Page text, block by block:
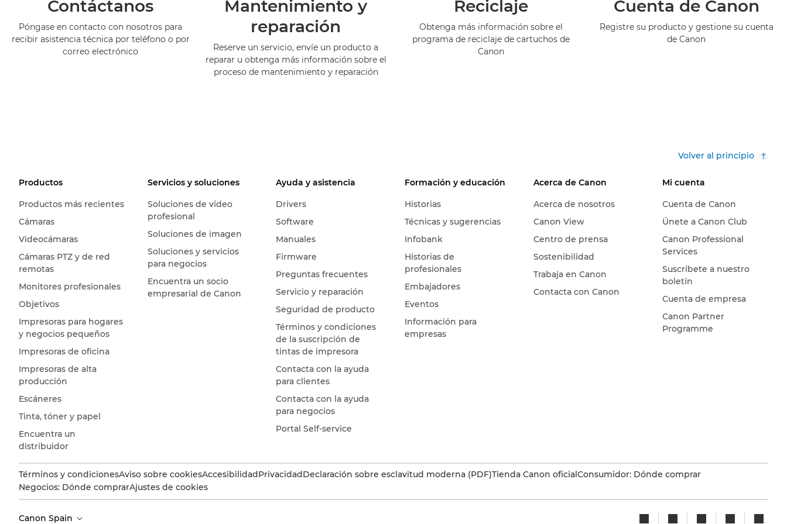
Contáctanos
Póngase en contacto con nosotros para
recibir asistencia técnica por teléfono o por
correo electrónico
Mantenimiento y
reparación
Reserve un servicio, envíe un producto a
reparar u obtenga más información sobre el
proceso de mantenimiento y reparación
Reciclaje
Obtenga más información sobre el
programa de reciclaje de cartuchos de
Canon
Cuenta de Canon
Registre su producto y gestione su cuenta
de Canon
Volver al principio
Productos
Productos más recientes
Cámaras
Videocámaras
Cámaras PTZ y de red
remotas
Monitores profesionales
Objetivos
Impresoras para hogares
y negocios pequeños
Impresoras de oficina
Impresoras de alta
producción
Escáneres
Tinta, tóner y papel
Encuentra un
distribuidor
Servicios y soluciones
Soluciones de vídeo
profesional
Soluciones de imagen
Soluciones y servicios
para negocios
Encuentra un socio
empresarial de Canon
Ayuda y asistencia
Drivers
Software
Manuales
Firmware
Preguntas frecuentes
Servicio y reparación
Seguridad de producto
Términos y condiciones
de la suscripción de
tintas de impresora
Contacta con la ayuda
para clientes
Contacta con la ayuda
para negocios
Portal Self-service
Formación y educación
Historias
Técnicas y sugerencias
Infobank
Historias de
profesionales
Embajadores
Eventos
Información para
empresas
Acerca de Canon
Acerca de nosotros
Canon View
Centro de prensa
Sostenibilidad
Trabaja en Canon
Contacta con Canon
Mi cuenta
Cuenta de Canon
Únete a Canon Club
Canon Professional
Services
Suscríbete a nuestro
boletín
Cuenta de empresa
Canon Partner
Programme
Términos y condicionesAviso sobre cookiesAccesibilidadPrivacidadDeclaración sobre esclavitud moderna (PDF)Tienda Canon oficialConsumidor: Dónde comprar
Negocios: Dónde comprarAjustes de cookies
Canon Spain